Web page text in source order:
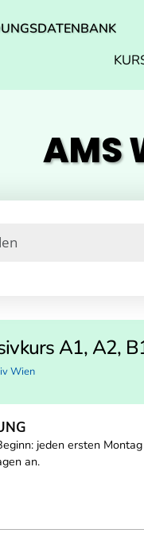
AMS
A1, A2,
Wien
jeden ersten
an.